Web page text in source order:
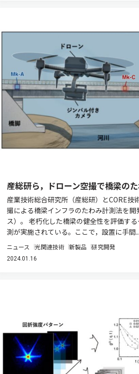
産総研ら，ドローン空撮で橋梁の
産業技術総合研究所（産総研）とCORE技
撮による橋梁インフラのたわみ計測法を開
ス）。 老朽化した橋梁の健全性を評価す
測が実施されている。ここで，設置に手間...
ニュース 光関連技術 新製品 研究開発
2024.01.16